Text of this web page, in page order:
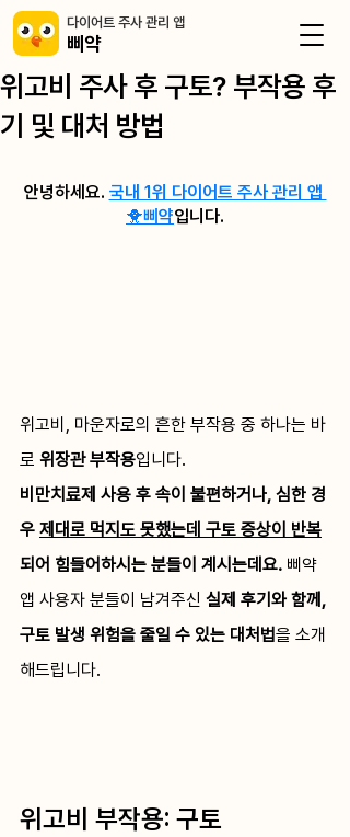
​다이어트 주사 관리 앱
삐약
위고비 주사 후 구토? 부작용 후
기 및 대처 방법
안녕하세요. 국내 1위 다이어트 주사 관리 앱
🐥삐약입니다.
위고비, 마운자로의 흔한 부작용 중 하나는 바
로 위장관 부작용입니다.
비만치료제 사용 후 속이 불편하거나, 심한 경
우 제대로 먹지도 못했는데 구토 증상이 반복
되어 힘들어하시는 분들이 계시는데요. 삐약
앱 사용자 분들이 남겨주신 실제 후기와 함께,
구토 발생 위험을 줄일 수 있는 대처법을 소개
해드립니다.
위고비 부작용: 구토